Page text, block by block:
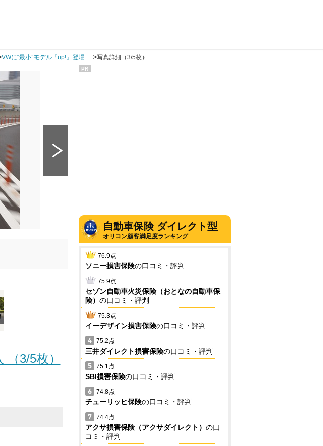
VWに“最小”モデル『up!』登場 >写真詳細（3/5枚）
3/5枚）
PR
自動車保険 ダイレクト型
オリコン顧客満足度ランキング
76.9点
ソニー損害保険の口コミ・評判
75.9点
セゾン自動車火災保険（おとなの自動車保
険） の口コミ・評判
75.3点
イーデザイン損害保険の口コミ・評判
75.2点
三井ダイレクト損害保険の口コミ・評判
75.1点
SBI損害保険の口コミ・評判
74.8点
チューリッヒ保険の口コミ・評判
74.4点
アクサ損害保険（アクサダイレクト） の口
コミ・評判